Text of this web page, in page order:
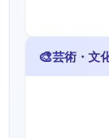
🎨芸術・文